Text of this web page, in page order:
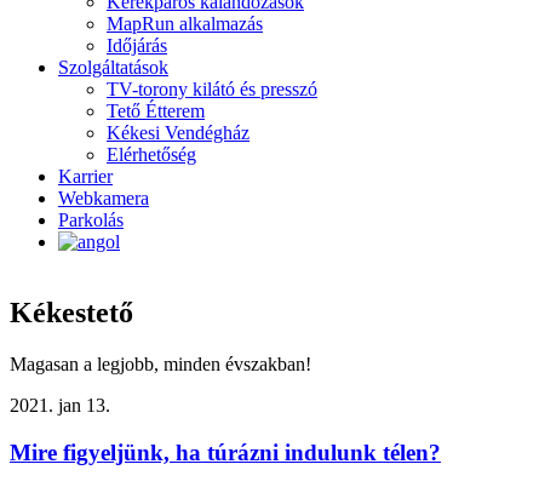
MapRun alkalmazás
Időjárás
Szolgáltatások
TV-torony kilátó és presszó
Tető Étterem
Kékesi Vendégház
Elérhetőség
Karrier
Webkamera
Parkolás
Kékestető
Magasan a legjobb, minden évszakban!
2021. jan 13.
Mire figyeljünk, ha túrázni indulunk télen?